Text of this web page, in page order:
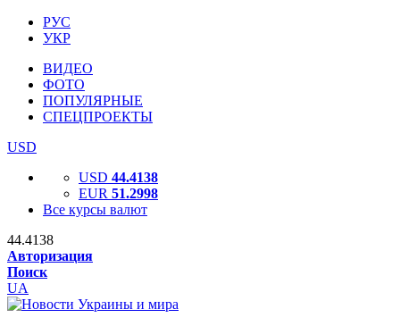
РУС
УКР
ВИДЕО
ФОТО
ПОПУЛЯРНЫЕ
СПЕЦПРОЕКТЫ
USD
USD 44.4138
EUR 51.2998
Все курсы валют
44.4138
Авторизация
Поиск
UA